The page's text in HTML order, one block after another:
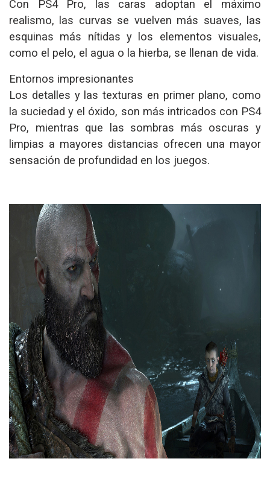
Con PS4 Pro, las caras adoptan el máximo
realismo, las curvas se vuelven más suaves, las
esquinas más nítidas y los elementos visuales,
como el pelo, el agua o la hierba, se llenan de vida.
Entornos impresionantes
Los detalles y las texturas en primer plano, como
la suciedad y el óxido, son más intricados con PS4
Pro, mientras que las sombras más oscuras y
limpias a mayores distancias ofrecen una mayor
sensación de profundidad en los juegos.